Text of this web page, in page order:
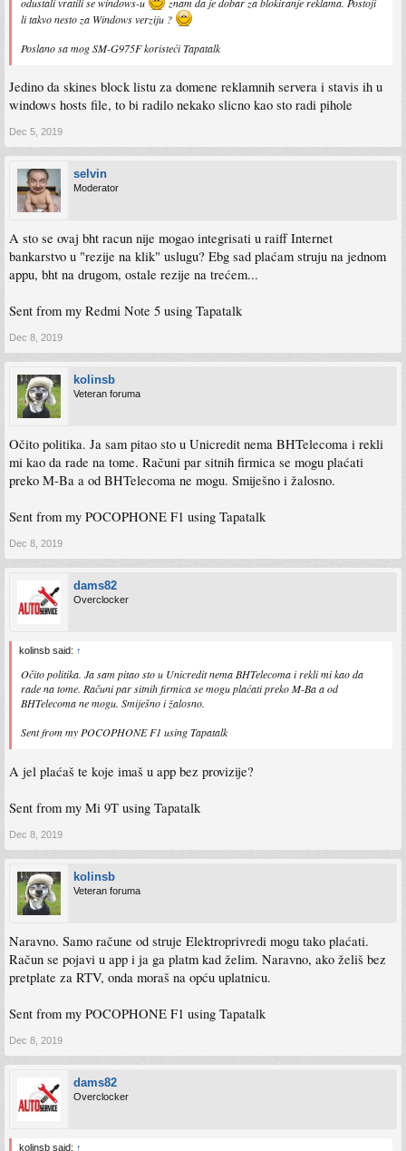
li takvo nesto za Windows verziju ?
Poslano sa mog SM-G975F koristeći Tapatalk
Jedino da skines block listu za domene reklamnih servera i stavis ih u
windows hosts file, to bi radilo nekako slicno kao sto radi pihole
Dec 5, 2019
selvin
Moderator
A sto se ovaj bht racun nije mogao integrisati u raiff Internet
bankarstvo u "rezije na klik" uslugu? Ebg sad plaćam struju na jednom
appu, bht na drugom, ostale rezije na trećem...
Sent from my Redmi Note 5 using Tapatalk
Dec 8, 2019
kolinsb
Veteran foruma
Očito politika. Ja sam pitao sto u Unicredit nema BHTelecoma i rekli
mi kao da rade na tome. Računi par sitnih firmica se mogu plaćati
preko M-Ba a od BHTelecoma ne mogu. Smiješno i žalosno.
Sent from my POCOPHONE F1 using Tapatalk
Dec 8, 2019
dams82
Overclocker
kolinsb said: ↑
Očito politika. Ja sam pitao sto u Unicredit nema BHTelecoma i rekli mi kao da
rade na tome. Računi par sitnih firmica se mogu plaćati preko M-Ba a od
BHTelecoma ne mogu. Smiješno i žalosno.
Sent from my POCOPHONE F1 using Tapatalk
A jel plaćaš te koje imaš u app bez provizije?
Sent from my Mi 9T using Tapatalk
Dec 8, 2019
kolinsb
Veteran foruma
Naravno. Samo račune od struje Elektroprivredi mogu tako plaćati.
Račun se pojavi u app i ja ga platm kad želim. Naravno, ako želiš bez
pretplate za RTV, onda moraš na opću uplatnicu.
Sent from my POCOPHONE F1 using Tapatalk
Dec 8, 2019
dams82
Overclocker
kolinsb said: ↑